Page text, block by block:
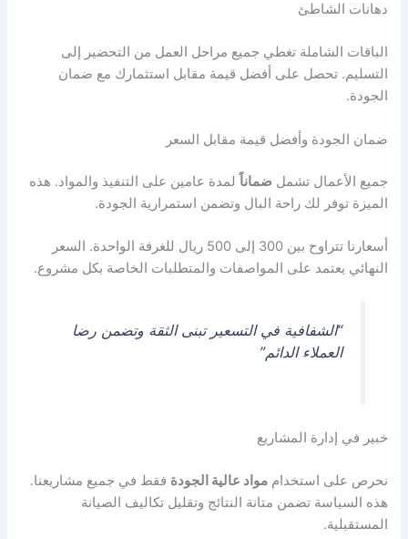
دهانات الشاطئ
الباقات الشاملة تغطي جميع مراحل العمل من التحضير إلى
التسليم. تحصل على أفضل قيمة مقابل استثمارك مع ضمان
الجودة.
ضمان الجودة وأفضل قيمة مقابل السعر
جميع الأعمال تشمل ضماناً لمدة عامين على التنفيذ والمواد. هذه
الميزة توفر لك راحة البال وتضمن استمرارية الجودة.
أسعارنا تتراوح بين 300 إلى 500 ريال للغرفة الواحدة. السعر
النهائي يعتمد على المواصفات والمتطلبات الخاصة بكل مشروع.
“الشفافية في التسعير تبنى الثقة وتضمن رضا
العملاء الدائم”
خبير في إدارة المشاريع
نحرص على استخداممواد عالية الجودة فقط في جميع مشاريعنا.
هذه السياسة تضمن متانة النتائج وتقليل تكاليف الصيانة
المستقبلية.